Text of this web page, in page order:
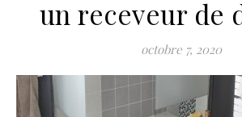
un receveur de
octobre 7, 2020